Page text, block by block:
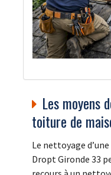
Les moyens
toiture de
Le nettoyage
Dropt Gironde 33